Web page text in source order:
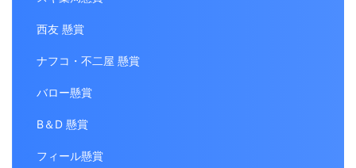
西友 懸賞
ナフコ・不二屋 懸賞
バロー懸賞
B＆D 懸賞
フィール懸賞